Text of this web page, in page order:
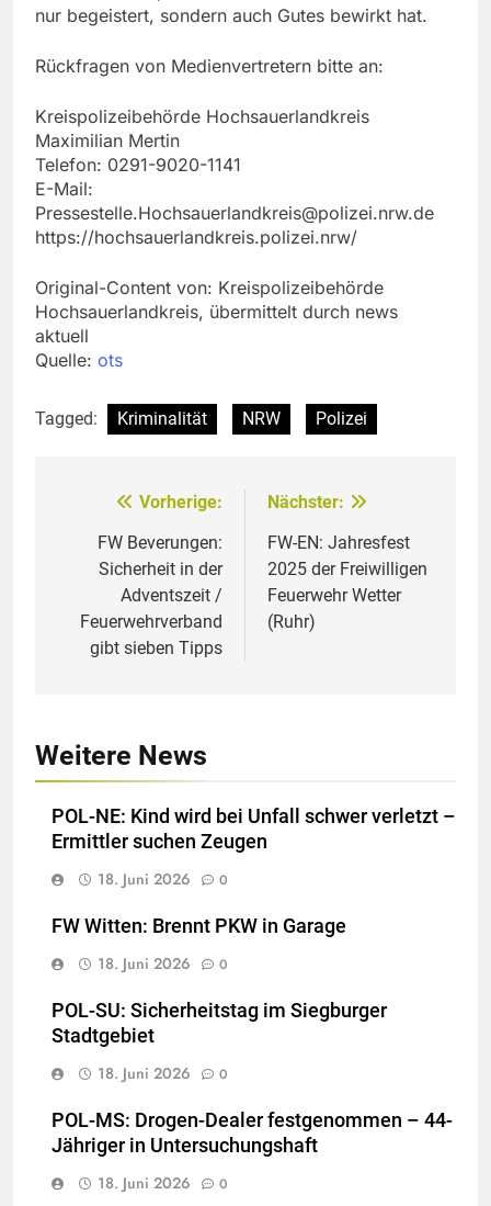
nur begeistert, sondern auch Gutes bewirkt hat.
Rückfragen von Medienvertretern bitte an:
Kreispolizeibehörde Hochsauerlandkreis
Maximilian Mertin
Telefon: 0291-9020-1141
E-Mail:
Pressestelle.Hochsauerlandkreis@polizei.nrw.de
https://hochsauerlandkreis.polizei.nrw/
Original-Content von: Kreispolizeibehörde
Hochsauerlandkreis, übermittelt durch news
aktuell
Quelle: ots
Tagged: Kriminalität NRW Polizei
Beitragsnavigation
Vorherige:
FW Beverungen:
Sicherheit in der
Adventszeit /
Feuerwehrverband
gibt sieben Tipps
Nächster:
FW-EN: Jahresfest
2025 der Freiwilligen
Feuerwehr Wetter
(Ruhr)
Weitere News
POL-NE: Kind wird bei Unfall schwer verletzt –
Ermittler suchen Zeugen
18. Juni 2026
0
FW Witten: Brennt PKW in Garage
18. Juni 2026
0
POL-SU: Sicherheitstag im Siegburger
Stadtgebiet
18. Juni 2026
0
POL-MS: Drogen-Dealer festgenommen – 44-
Jähriger in Untersuchungshaft
18. Juni 2026
0